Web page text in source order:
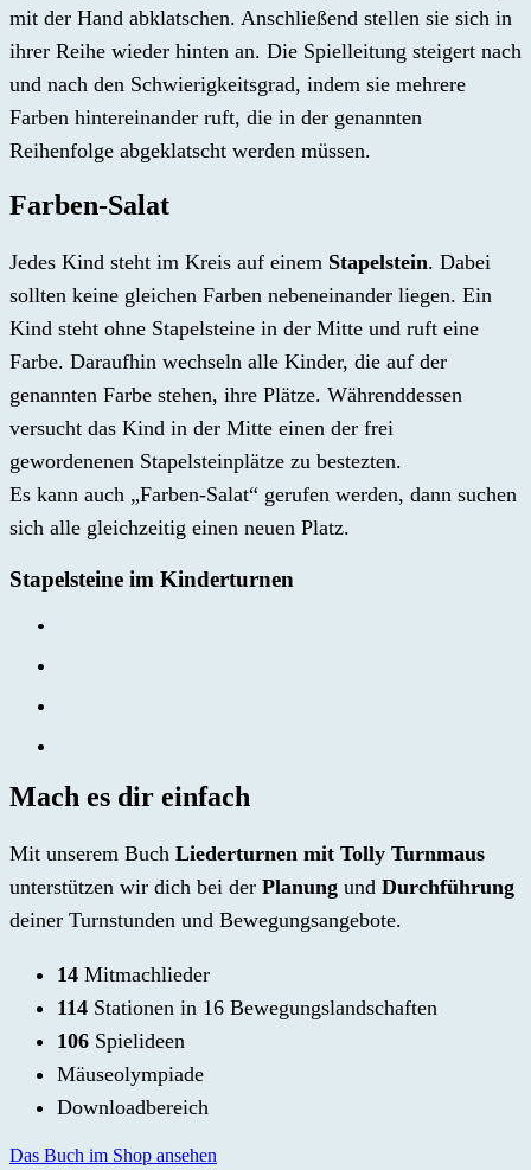
mit der Hand abklatschen. Anschließend stellen sie sich in
ihrer Reihe wieder hinten an. Die Spielleitung steigert nach
und nach den Schwierigkeitsgrad, indem sie mehrere
Farben hintereinander ruft, die in der genannten
Reihenfolge abgeklatscht werden müssen.
Farben-Salat
Jedes Kind steht im Kreis auf einem Stapelstein. Dabei
sollten keine gleichen Farben nebeneinander liegen. Ein
Kind steht ohne Stapelsteine in der Mitte und ruft eine
Farbe. Daraufhin wechseln alle Kinder, die auf der
genannten Farbe stehen, ihre Plätze. Währenddessen
versucht das Kind in der Mitte einen der frei
gewordenenen Stapelsteinplätze zu bestezten.
Es kann auch „Farben-Salat“ gerufen werden, dann suchen
sich alle gleichzeitig einen neuen Platz.
Stapelsteine im Kinderturnen
Mach es dir einfach
Mit unserem Buch Liederturnen mit Tolly Turnmaus
unterstützen wir dich bei der Planung und Durchführung
deiner Turnstunden und Bewegungsangebote.
14 Mitmachlieder
114 Stationen in 16 Bewegungslandschaften
106 Spielideen
Mäuseolympiade
Downloadbereich
Das Buch im Shop ansehen